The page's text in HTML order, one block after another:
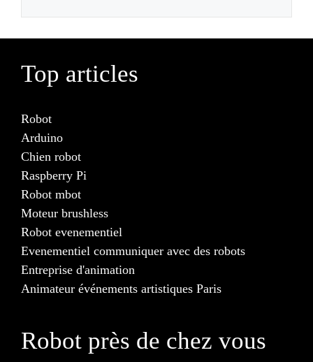
Top articles
Robot
Arduino
Chien robot
Raspberry Pi
Robot mbot
Moteur brushless
Robot evenementiel
Evenementiel communiquer avec des robots
Entreprise d'animation
Animateur événements artistiques Paris
Robot près de chez vous